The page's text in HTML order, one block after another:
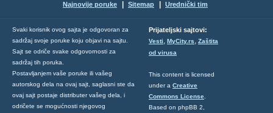
Najnovije poruke Sitemap Urednički tim
Svaki korisnik ovog sajta je odgovoran za
sadržaj svoje poruke koju objavi na sajtu.
Sajt se odriče svake odgovornosti za
sadržaj tih poruka.
Postavljanjem vaše poruke ili vašeg
autorskog dela na ovaj sajt, saglasni ste da
ovaj sajt postaje distributer vašeg dela, i
odričete se mogućnosti njegovog
Prijateljski sajtovi:
Vesti, MyCity.rs, Zaštita
od virusa
This content is licensed
under a Creative
Commons License
Based on phpBB 2,